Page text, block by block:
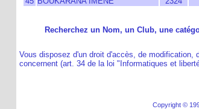
Recherchez un Nom, un Club, une
Vous disposez d'un droit d'accès, de
concernent (art. 34 de la loi "Informatiques et
Copyright ©